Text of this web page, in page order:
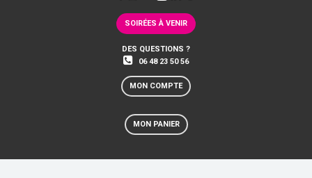
SOIRÉES À VENIR
DES QUESTIONS ?
06 48 23 50 56
MON COMPTE
MON PANIER